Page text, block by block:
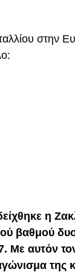
στην
η
Με αυτόν
της